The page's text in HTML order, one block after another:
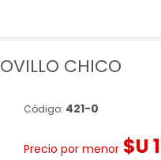
CHICO
Código: 421-0
Precio por menor $U